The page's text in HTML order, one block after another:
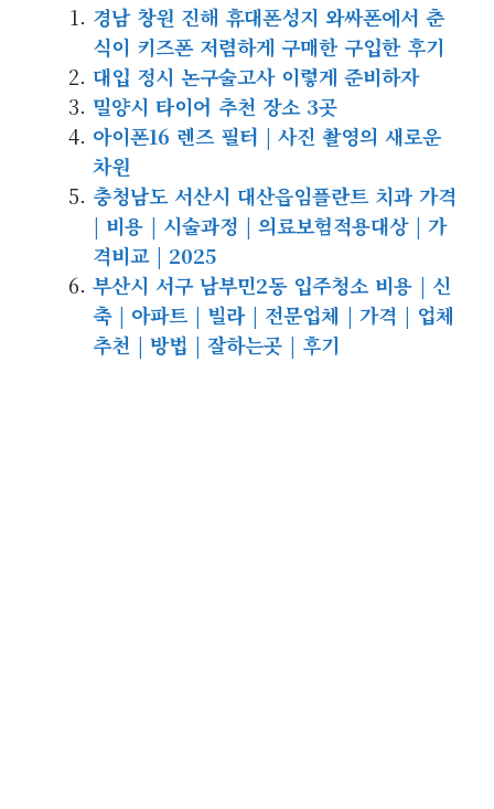
경남 창원 진해 휴대폰성지 와싸폰에서 춘
식이 키즈폰 저렴하게 구매한 구입한 후기
대입 정시 논구술고사 이렇게 준비하자
밀양시 타이어 추천 장소 3곳
아이폰16 렌즈 필터 | 사진 촬영의 새로운
차원
충청남도 서산시 대산읍임플란트 치과 가격
| 비용 | 시술과정 | 의료보험적용대상 | 가
격비교 | 2025
부산시 서구 남부민2동 입주청소 비용 | 신
축 | 아파트 | 빌라 | 전문업체 | 가격 | 업체
추천 | 방법 | 잘하는곳 | 후기